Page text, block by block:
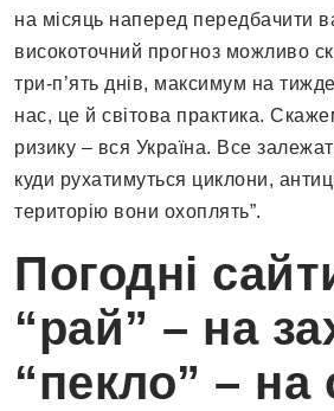
на місяць наперед передбачити
високоточний прогноз можливо
три-п’ять днів, максимум на
нас, це й світова практика.
ризику – вся Україна. Все
куди рухатимуться циклони,
територію вони охоплять”.
Погодні
“рай” – на
“пекло” – на